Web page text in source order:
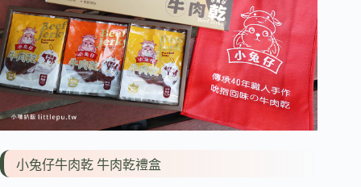
小兔仔牛肉乾 牛肉乾禮盒